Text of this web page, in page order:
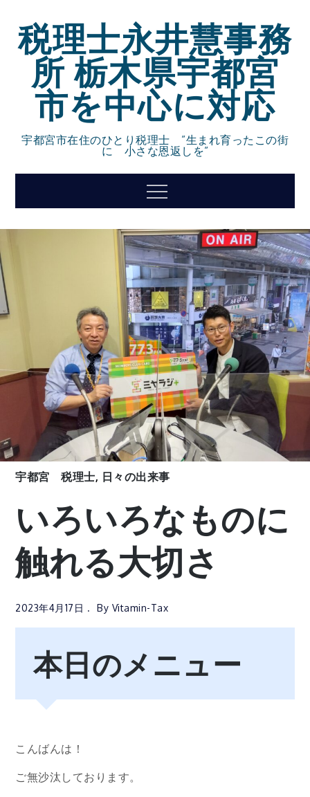
content
税理士永井慧事務
所 栃木県宇都宮
市を中心に対応
宇都宮市在住のひとり税理士 ”生まれ育ったこの街
に 小さな恩返しを”
Menu
宇都宮 税理士, 日々の出来事
いろいろなものに
触れる大切さ
2023年4月17日 By Vitamin-Tax
本日のメニュー
こんばんは！
ご無沙汰しております。